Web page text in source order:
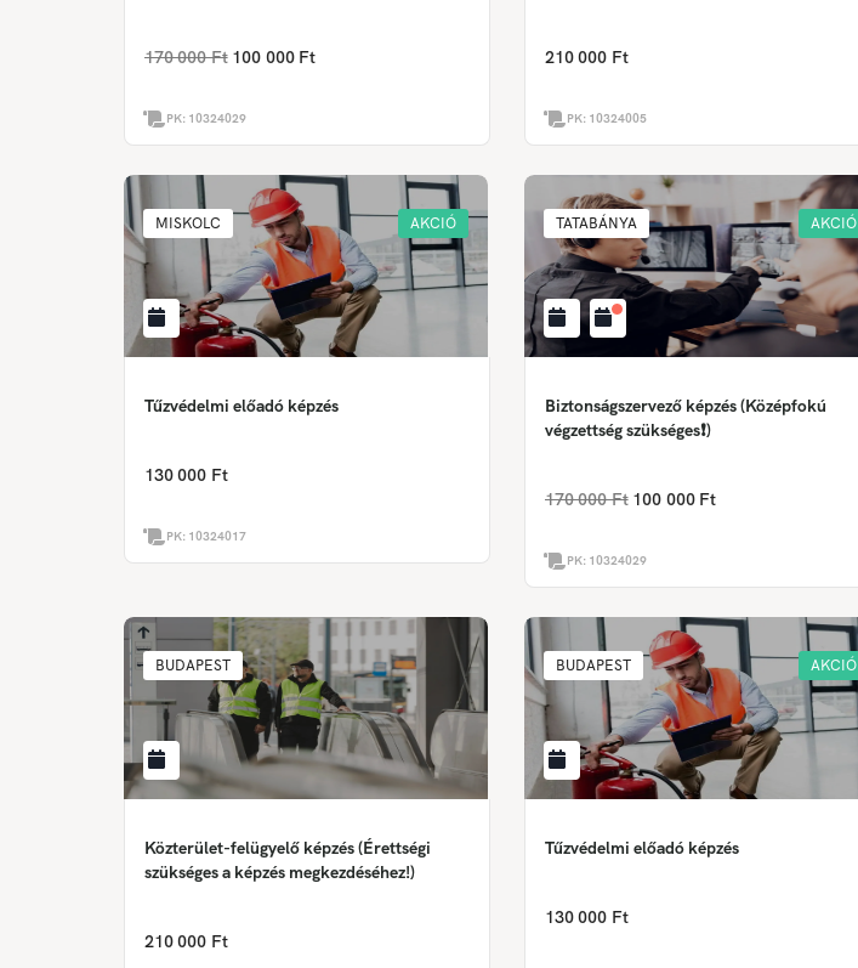
170 000 Ft 100 000 Ft
PK: 10324029
210 000 Ft
PK: 10324005
MISKOLC AKCIÓ
Tűzvédelmi előadó képzés
130 000 Ft
PK: 10324017
TATABÁNYA AKCIÓ
Biztonságszervező képzés (Középfokú
végzettség szükséges❗)
170 000 Ft 100 000 Ft
PK: 10324029
BUDAPEST
Közterület-felügyelő képzés (Érettségi
szükséges a képzés megkezdéséhez!)
210 000 Ft
BUDAPEST AKCIÓ
Tűzvédelmi előadó képzés
130 000 Ft